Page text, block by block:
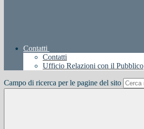
Contatti
Contatti
Ufficio Relazioni con il Pubblico
Campo di ricerca per le pagine del sito